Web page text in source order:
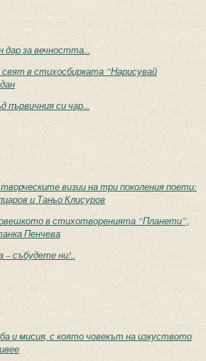
за вечността...
в стихосбирката “Нарисувай
първичния си чар...
визии на три поколения поети:
и Таньо Клисуров
в стихотворенията “Планети”,
Пенчева
– събудете ни!..
и мисия, с която човекът на изкуството